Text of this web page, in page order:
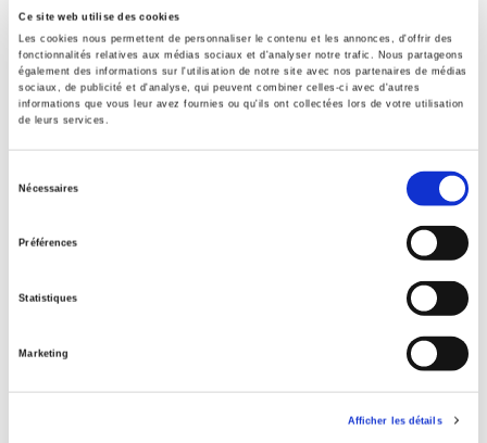
Ce site web utilise des cookies
Les cookies nous permettent de personnaliser le contenu et les annonces, d'offrir des
fonctionnalités relatives aux médias sociaux et d'analyser notre trafic. Nous partageons
également des informations sur l'utilisation de notre site avec nos partenaires de médias
sociaux, de publicité et d'analyse, qui peuvent combiner celles-ci avec d'autres
informations que vous leur avez fournies ou qu'ils ont collectées lors de votre utilisation
de leurs services.
Nécessaires
Préférences
Statistiques
Marketing
Afficher les détails
Contents
Specifications
Presses de Sciences Po
Tania Lejbowicz
Agora débats/jeunesses
12685666
Language